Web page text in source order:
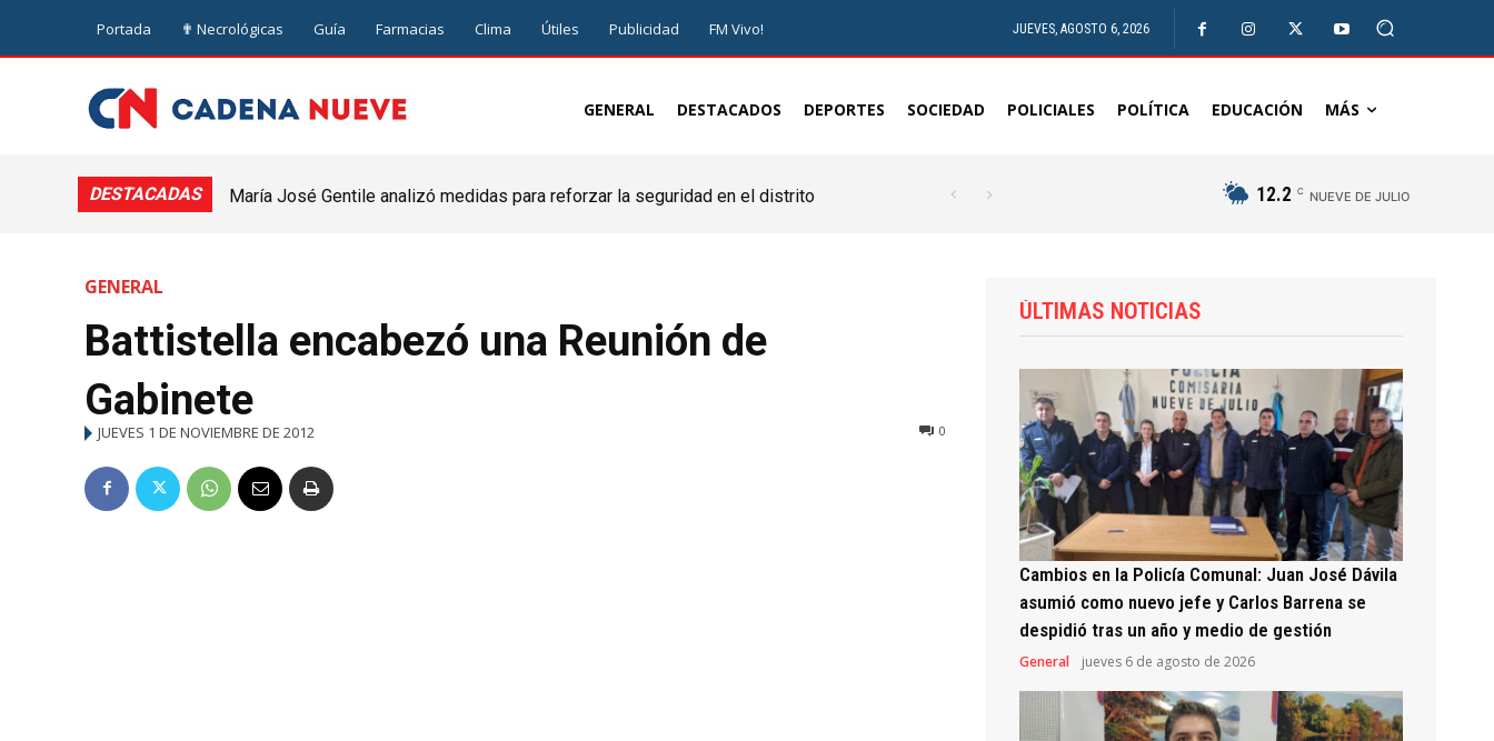
Portada ✟ Necrológicas Guía Farmacias Clima Útiles Publicidad FM Vivo! JUEVES, AGOSTO 6, 2026
GENERAL DESTACADOS DEPORTES SOCIEDAD POLICIALES POLÍTICA EDUCACIÓN MÁS
DESTACADAS
María José Gentile analizó medidas para reforzar la seguridad en el distrito
12.2 C NUEVE DE JULIO
GENERAL
Battistella encabezó una Reunión de
Gabinete
JUEVES 1 DE NOVIEMBRE DE 2012 0
ÚLTIMAS NOTICIAS
Cambios en la Policía Comunal: Juan José Dávila
asumió como nuevo jefe y Carlos Barrena se
despidió tras un año y medio de gestión
General jueves 6 de agosto de 2026